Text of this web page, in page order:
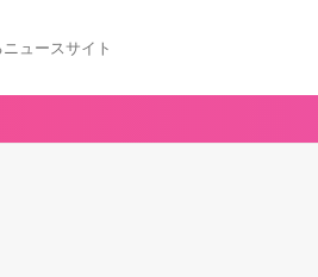
ュースサイト